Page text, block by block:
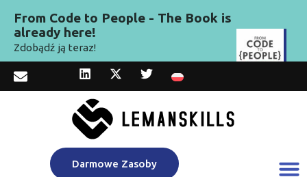
From Code to People - The Book is
already here!
Zdobądź ją teraz!
Darmowe Zasoby